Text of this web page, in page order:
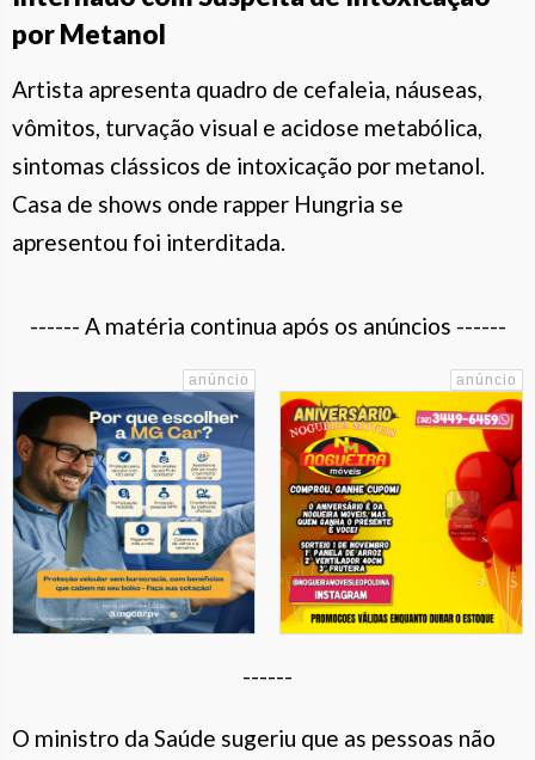
por Metanol
Artista apresenta quadro de cefaleia, náuseas,
vômitos, turvação visual e acidose metabólica,
sintomas clássicos de intoxicação por metanol.
Casa de shows onde rapper Hungria se
apresentou foi interditada.
------ A matéria continua após os anúncios ------
------
O ministro da Saúde sugeriu que as pessoas não